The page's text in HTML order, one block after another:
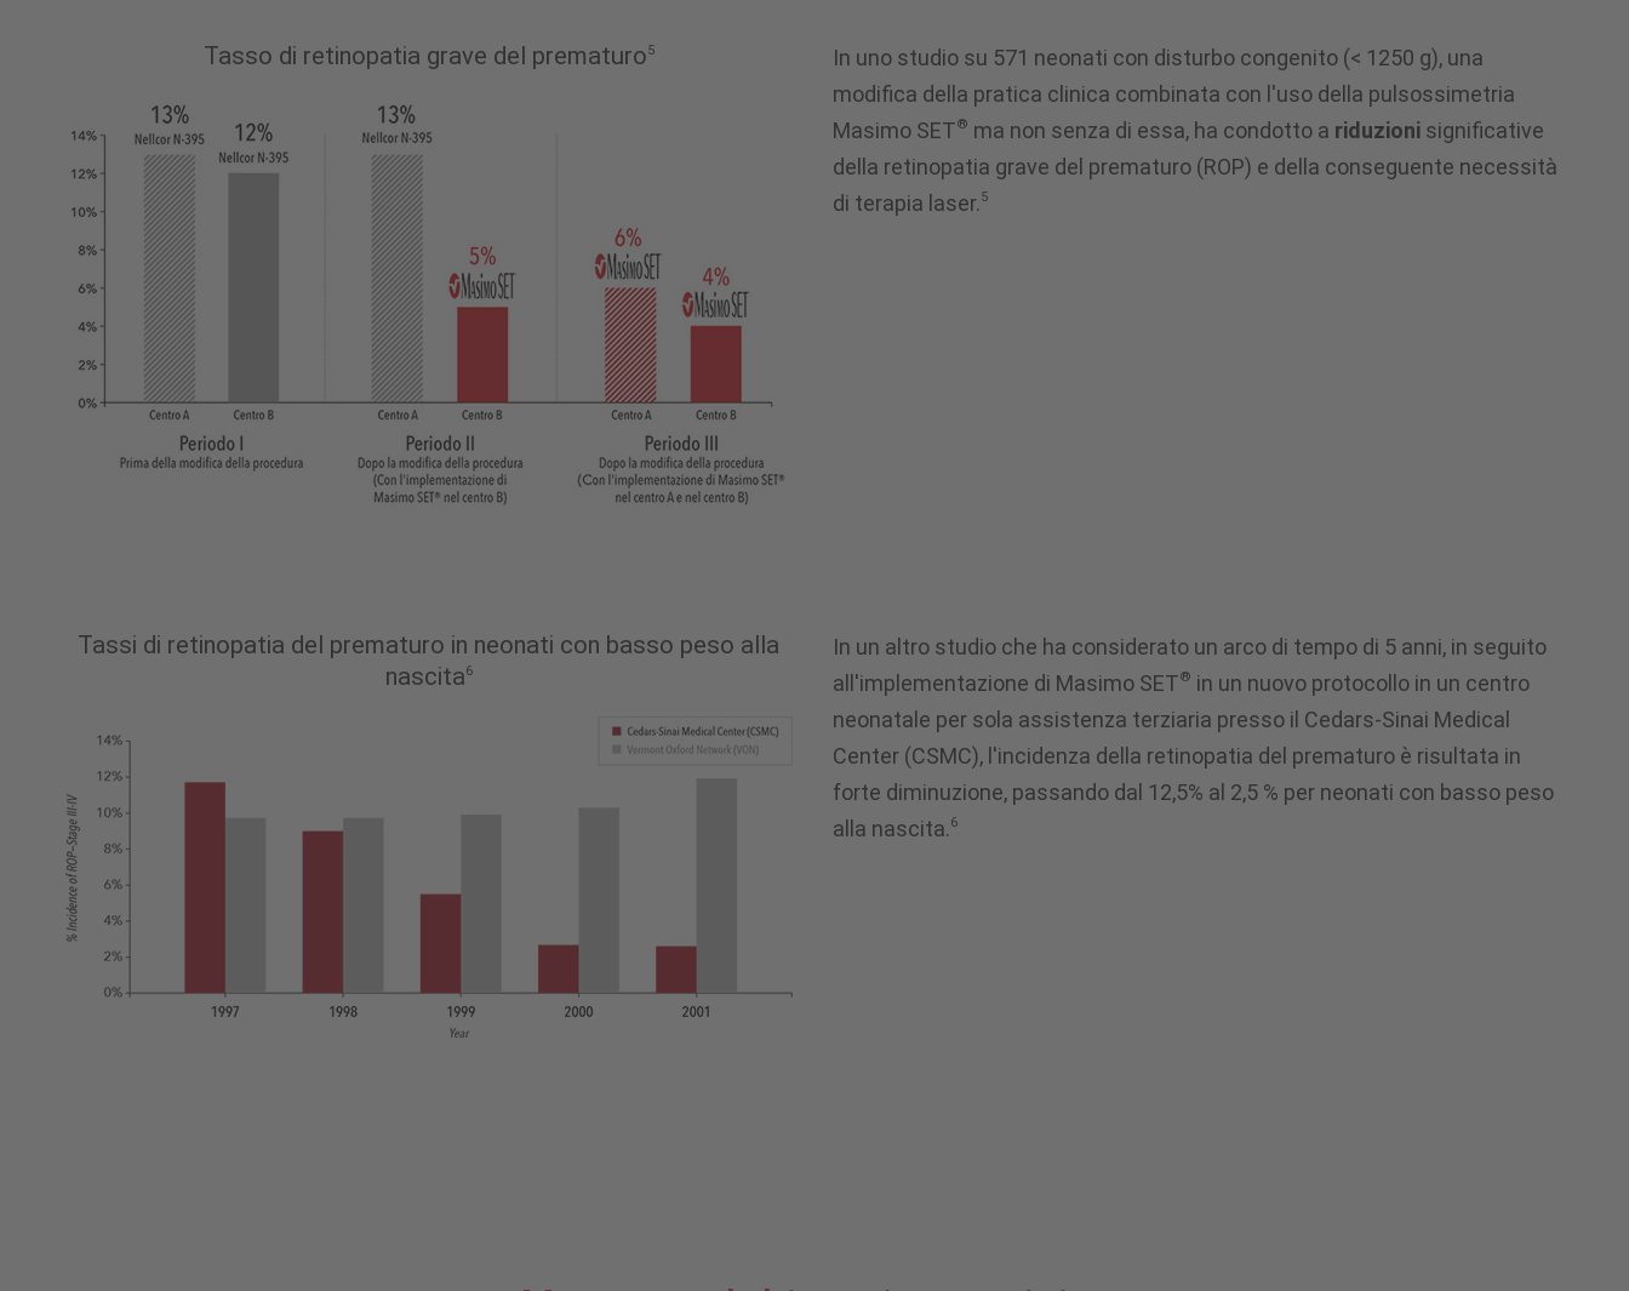
Tasso di retinopatia grave del prematuro5
In uno studio su 571 neonati con disturbo congenito (< 1250 g), una
modifica della pratica clinica combinata con l'uso della pulsossimetria
Masimo SET® ma non senza di essa, ha condotto a riduzioni significative
della retinopatia grave del prematuro (ROP) e della conseguente necessità
di terapia laser.5
Tassi di retinopatia del prematuro in neonati con basso peso alla
nascita6
In un altro studio che ha considerato un arco di tempo di 5 anni, in seguito
all'implementazione di Masimo SET® in un nuovo protocollo in un centro
neonatale per sola assistenza terziaria presso il Cedars-Sinai Medical
Center (CSMC), l'incidenza della retinopatia del prematuro è risultata in
forte diminuzione, passando dal 12,5% al 2,5 % per neonati con basso peso
alla nascita.6